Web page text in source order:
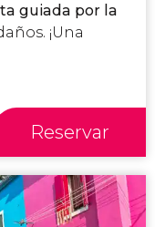
guiada por la
¡Una
Reservar